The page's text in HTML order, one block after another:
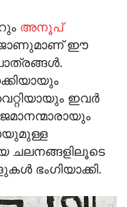
അനൂപ്
ജോണുമാണ് ഈ
ഇവര്‍
ചലനങ്ങളിലൂടെ
ഭംഗിയാക്കി.